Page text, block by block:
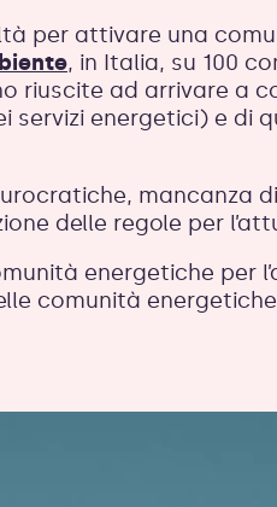
per attivare una
, in Italia, su 100
riuscite ad arrivare a
servizi energetici) e di
mancanza
delle regole per
energetiche per
comunità energetiche